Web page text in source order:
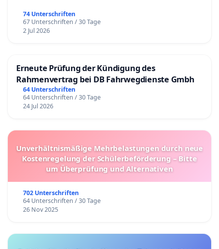
74 Unterschriften
67 Unterschriften / 30 Tage
2 Jul 2026
Erneute Prüfung der Kündigung des
Rahmenvertrag bei DB Fahrwegdienste Gmbh
64 Unterschriften
64 Unterschriften / 30 Tage
24 Jul 2026
Unverhältnismäßige Mehrbelastungen durch neue
Kostenregelung der Schülerbeförderung – Bitte
um Überprüfung und Alternativen
702 Unterschriften
64 Unterschriften / 30 Tage
26 Nov 2025